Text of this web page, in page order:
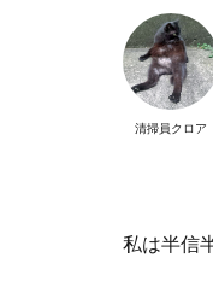
清掃員クロア
私は半信